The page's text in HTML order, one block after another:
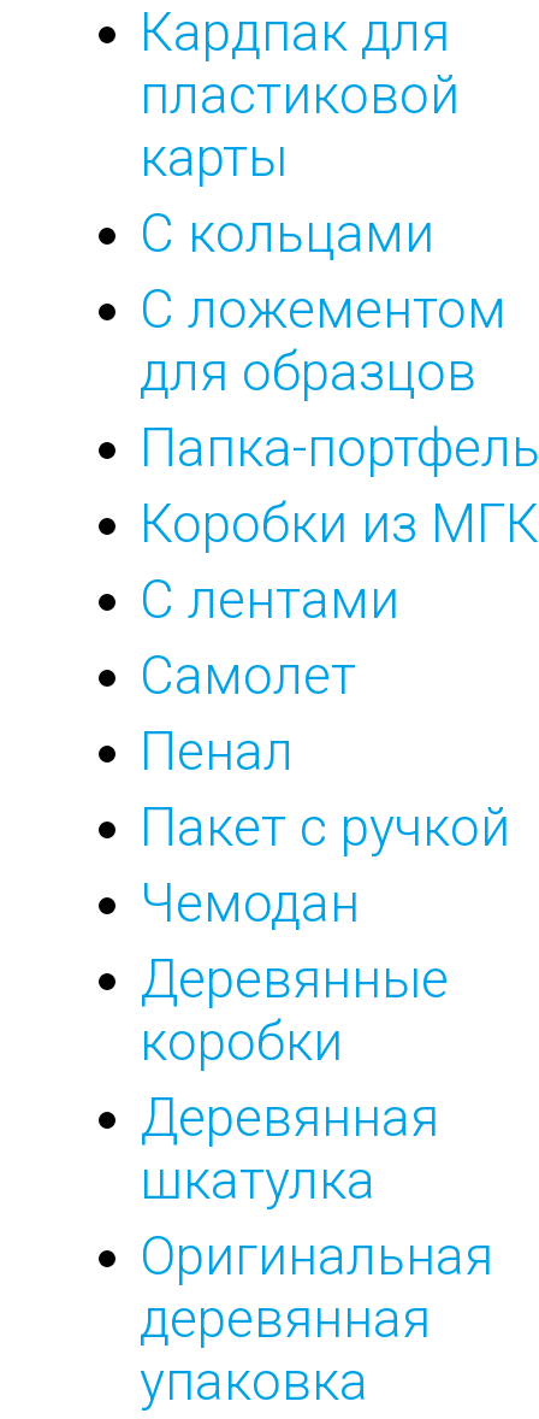
Кардпак для
пластиковой
карты
С кольцами
С ложементом
для образцов
Папка-портфель
Коробки из МГК
С лентами
Самолет
Пенал
Пакет с ручкой
Чемодан
Деревянные
коробки
Деревянная
шкатулка
Оригинальная
деревянная
упаковка